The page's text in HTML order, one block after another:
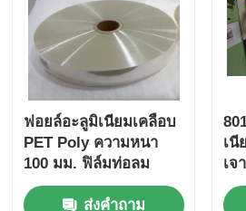
ฟอยล์อะลูมิเนียมเคลือบ
PET Poly ความหนา
100 มม. ฟิล์มท่อลม
โพลีเอสเตอร์
ส่งคำถาม
เนี
เจ
ก
อา